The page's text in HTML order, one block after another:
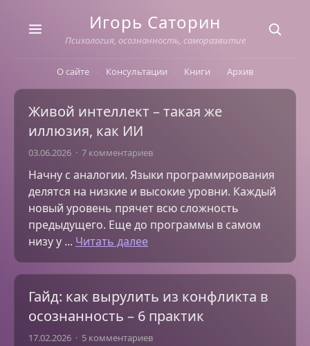
Игорь Саторин
Психология, осознанность, саморазвитие
О сайте Консультации Книги Архив
Живой интеллект – такая же
иллюзия, как ИИ
03.06.2026 7 комментариев
Начну с аналогии. Языки программирования
делятся на низкие и высокие уровни. Каждый
новый уровень прячет всю сложность
предыдущего. Еще до программы в самом
низу у ... Читать далее
Гайд: как вырулить из конфликта в
осознанность – 6 практик
17.02.2026 5 комментариев